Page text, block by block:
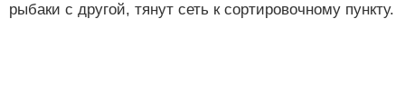
рыбаки с другой, тянут сеть к сортировочному пункту.